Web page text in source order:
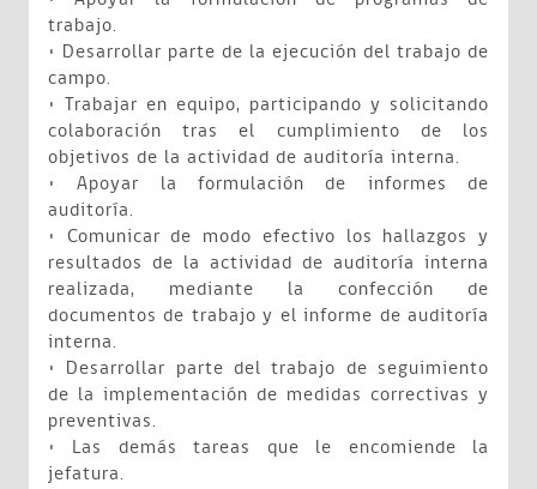
trabajo.
• Desarrollar parte de la ejecución del trabajo de
campo.
• Trabajar en equipo, participando y solicitando
colaboración tras el cumplimiento de los
objetivos de la actividad de auditoría interna.
• Apoyar la formulación de informes de
auditoría.
• Comunicar de modo efectivo los hallazgos y
resultados de la actividad de auditoría interna
realizada, mediante la confección de
documentos de trabajo y el informe de auditoría
interna.
• Desarrollar parte del trabajo de seguimiento
de la implementación de medidas correctivas y
preventivas.
• Las demás tareas que le encomiende la
jefatura.